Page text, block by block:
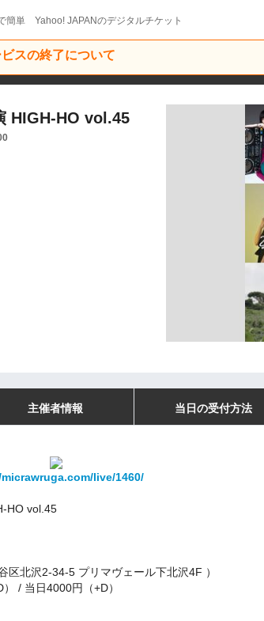
簡単 Yahoo! JAPANのデジタルチケット
スの終了について
HIGH-HO vol.45
主催者情報 当日の受付方法
live/1460/
HO vol.45
区北沢2-34-5 プリマヴェール下北沢4F ）
/ 当日4000円（+D）